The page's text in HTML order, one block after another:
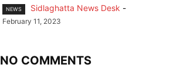
NEWS Sidlaghatta News Desk -
February 11, 2023
NO COMMENTS